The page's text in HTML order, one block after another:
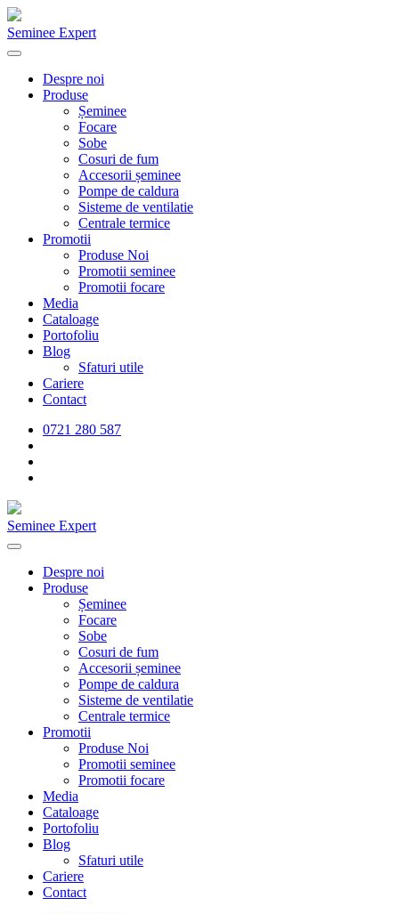
Seminee Expert
Despre noi
Produse
Șeminee
Focare
Sobe
Cosuri de fum
Accesorii șeminee
Pompe de caldura
Sisteme de ventilatie
Centrale termice
Promotii
Produse Noi
Promotii seminee
Promotii focare
Media
Cataloage
Portofoliu
Blog
Sfaturi utile
Cariere
Contact
0721 280 587
Seminee Expert
Despre noi
Produse
Șeminee
Focare
Sobe
Cosuri de fum
Accesorii șeminee
Pompe de caldura
Sisteme de ventilatie
Centrale termice
Promotii
Produse Noi
Promotii seminee
Promotii focare
Media
Cataloage
Portofoliu
Blog
Sfaturi utile
Cariere
Contact